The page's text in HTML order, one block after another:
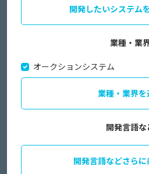
開発したいシステム
業種・業
オークションシステム
業種・業界を
開発言語な
開発言語などさら